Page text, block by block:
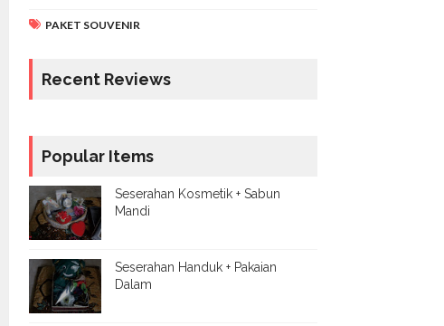
PAKET SOUVENIR
Recent Reviews
Popular Items
Seserahan Kosmetik + Sabun
Mandi
Seserahan Handuk + Pakaian
Dalam